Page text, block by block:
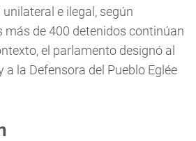
e ilegal, según
más de 400 detenidos continúan
el parlamento designó al
a la Defensora del Pueblo Eglée